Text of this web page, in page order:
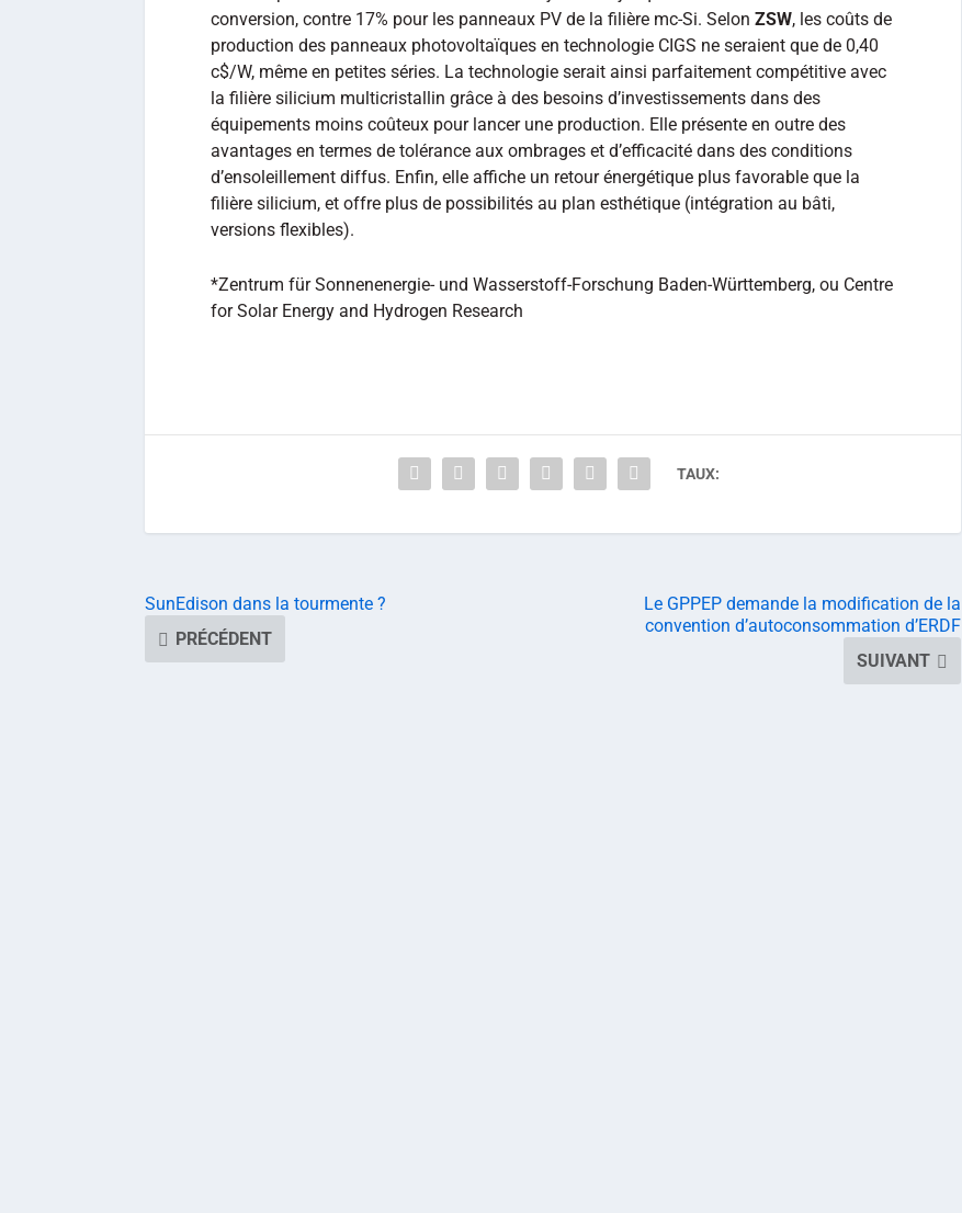
conversion, contre 17% pour les panneaux PV de la filière mc-Si. Selon ZSW, les coûts de
production des panneaux photovoltaïques en technologie CIGS ne seraient que de 0,40
c$/W, même en petites séries. La technologie serait ainsi parfaitement compétitive avec
la filière silicium multicristallin grâce à des besoins d’investissements dans des
équipements moins coûteux pour lancer une production. Elle présente en outre des
avantages en termes de tolérance aux ombrages et d’efficacité dans des conditions
d’ensoleillement diffus. Enfin, elle affiche un retour énergétique plus favorable que la
filière silicium, et offre plus de possibilités au plan esthétique (intégration au bâti,
versions flexibles).
*Zentrum für Sonnenenergie- und Wasserstoff-Forschung Baden-Württemberg, ou Centre
for Solar Energy and Hydrogen Research
TAUX:
SunEdison dans la tourmente ?
PRÉCÉDENT
Le GPPEP demande la modification de la
convention d’autoconsommation d’ERDF
SUIVANT